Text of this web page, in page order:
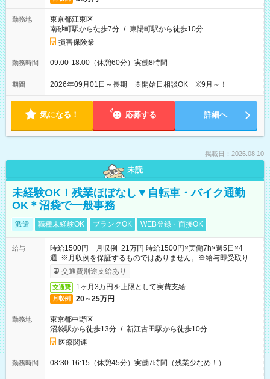
勤務地
東京都江東区
南砂町駅から徒歩7分 / 東陽町駅から徒歩10分
損害保険業
勤務時間 09:00-18:00（休憩60分）実働8時間
期間 2026年09月01日～長期 ※開始日相談OK ※9月～！
気になる！ 応募する 詳細へ
掲載日：2026.08.10
未読
未経験OK！残業ほぼなし▼自転車・バイク通勤
OK＊沼袋で一般事務
派遣 職種未経験OK ブランクOK WEB登録・面接OK
給与
時給1500円 月収例 21万円 時給1500円×実働7h×週5日×4
週 ※月収例を保証するものではありません。※給与即受取りサ
ービス利用可（利用条件有）
交通費別途支給あり
交通費 1ヶ月3万円を上限として実費支給
月収例 20～25万円
勤務地
東京都中野区
沼袋駅から徒歩13分 / 新江古田駅から徒歩10分
医療関連
勤務時間 08:30-16:15（休憩45分）実働7時間（残業少なめ！）